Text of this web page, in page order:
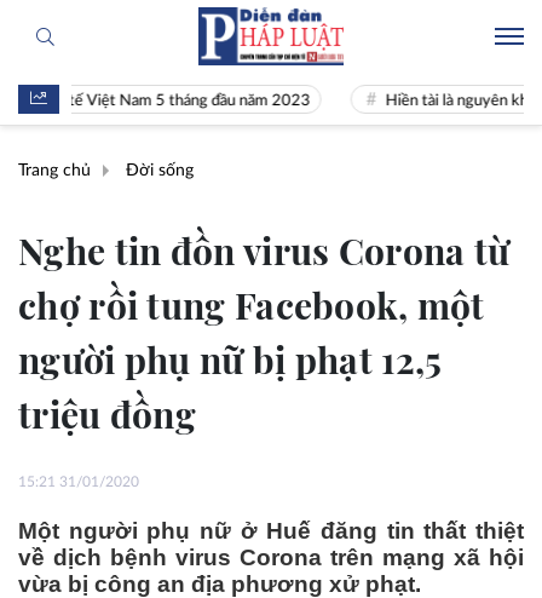
tế Việt Nam 5 tháng đầu năm 2023 Hiền tài là nguyên khí Quốc
Trang chủ Đời sống
Nghe tin đồn virus Corona từ
chợ rồi tung Facebook, một
người phụ nữ bị phạt 12,5
triệu đồng
15:21 31/01/2020
Một người phụ nữ ở Huế đăng tin thất thiệt
về dịch bệnh virus Corona trên mạng xã hội
vừa bị công an địa phương xử phạt.